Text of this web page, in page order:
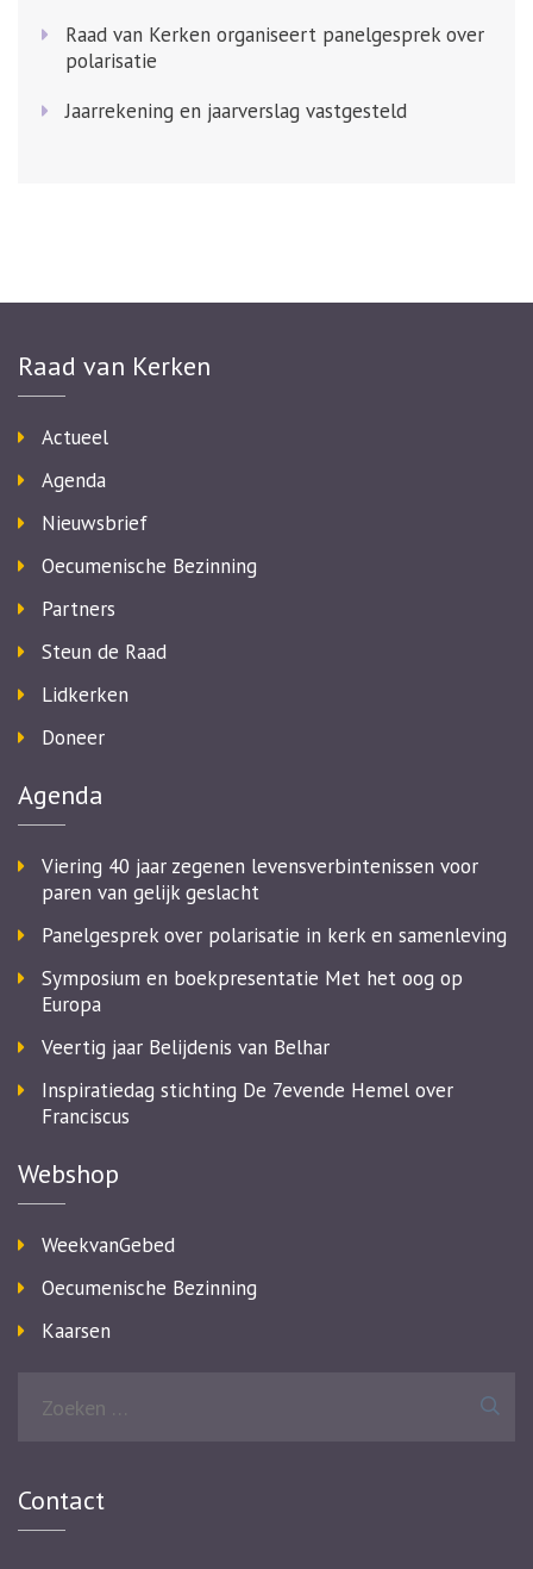
Raad van Kerken organiseert panelgesprek over
polarisatie
Jaarrekening en jaarverslag vastgesteld
Raad van Kerken
Actueel
Agenda
Nieuwsbrief
Oecumenische Bezinning
Partners
Steun de Raad
Lidkerken
Doneer
Agenda
Viering 40 jaar zegenen levensverbintenissen voor
paren van gelijk geslacht
Panelgesprek over polarisatie in kerk en samenleving
Symposium en boekpresentatie Met het oog op
Europa
Veertig jaar Belijdenis van Belhar
Inspiratiedag stichting De 7evende Hemel over
Franciscus
Webshop
WeekvanGebed
Oecumenische Bezinning
Kaarsen
Contact